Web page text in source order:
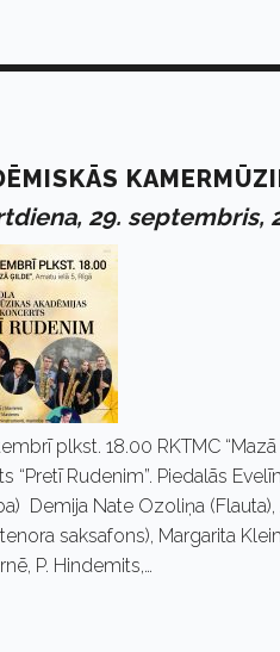
29. septembris,
plkst. 18.00 RKTMC
“Pretī Rudenim”. Piedalās
Demija Nate Ozoliņa
saksafons), Margarita
P. Hindemits,…